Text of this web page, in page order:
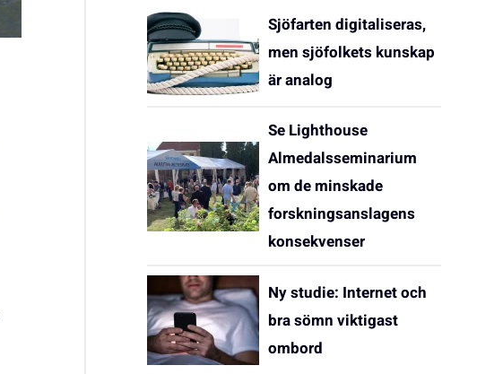
Sjöfarten digitaliseras,
men sjöfolkets kunskap
är analog
Se Lighthouse
Almedalsseminarium
om de minskade
forskningsanslagens
konsekvenser
Ny studie: Internet och
bra sömn viktigast
ombord